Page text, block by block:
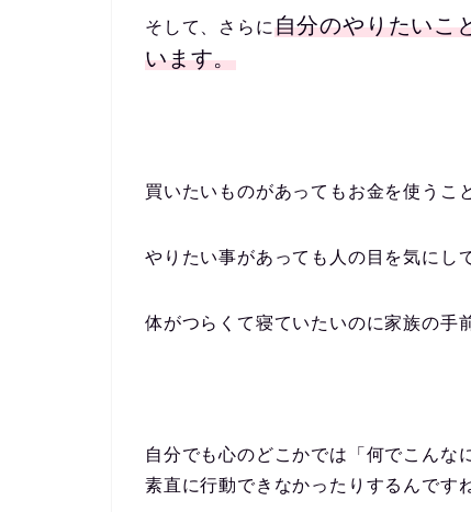
そして、さらに自分のやりたいこ
います。
買いたいものがあってもお金を使うこ
やりたい事があっても人の目を気にし
体がつらくて寝ていたいのに家族の手
自分でも心のどこかでは「何でこんな
素直に行動できなかったりするんです